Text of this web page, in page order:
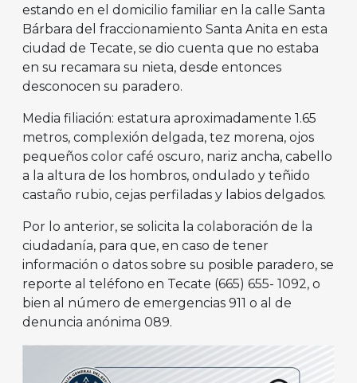
estando en el domicilio familiar en la calle Santa
Bárbara del fraccionamiento Santa Anita en esta
ciudad de Tecate, se dio cuenta que no estaba
en su recamara su nieta, desde entonces
desconocen su paradero.
Media filiación: estatura aproximadamente 1.65
metros, complexión delgada, tez morena, ojos
pequeños color café oscuro, nariz ancha, cabello
a la altura de los hombros, ondulado y teñido
castaño rubio, cejas perfiladas y labios delgados.
Por lo anterior, se solicita la colaboración de la
ciudadanía, para que, en caso de tener
información o datos sobre su posible paradero, se
reporte al teléfono en Tecate (665) 655- 1092, o
bien al número de emergencias 911 o al de
denuncia anónima 089.